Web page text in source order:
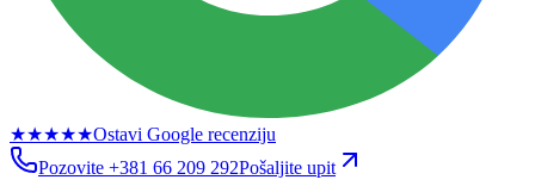
★★★★★Ostavi Google recenziju
Pozovite +381 66 209 292Pošaljite upit